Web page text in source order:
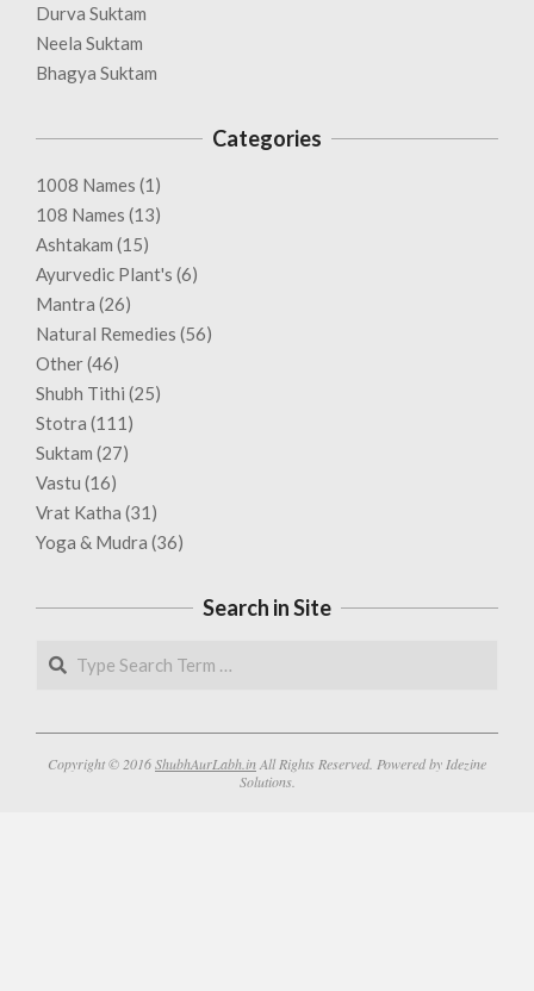
Durva Suktam
Neela Suktam
Bhagya Suktam
Categories
1008 Names (1)
108 Names (13)
Ashtakam (15)
Ayurvedic Plant's (6)
Mantra (26)
Natural Remedies (56)
Other(46)
Shubh Tithi (25)
Stotra (111)
Suktam (27)
Vastu (16)
Vrat Katha (31)
Yoga & Mudra (36)
Search in Site
Copyright © 2016ShubhAurLabh.in All Rights Reserved. Powered by Idezine
Solutions.